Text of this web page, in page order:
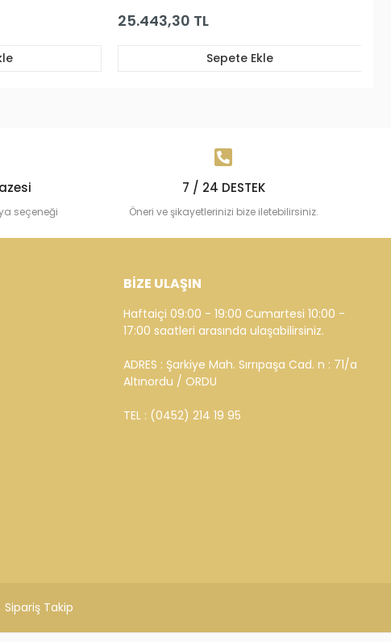
Ekle
15.985,32 TL
Sepete Ekle
seçeneği
7 / 24 DESTEK
Öneri ve şikayetlerinizi bize iletebilirsiniz.
BİZE ULAŞIN
Haftaiçi 09:00 - 19:00 Cumartesi 10:00 -
17:00 saatleri arasında ulaşabilirsiniz.
ADRES : Şarkiye Mah. Sırrıpaşa Cad. n : 71/a
Altınordu / ORDU
TEL : (0452) 214 19 95
Sipariş Takip